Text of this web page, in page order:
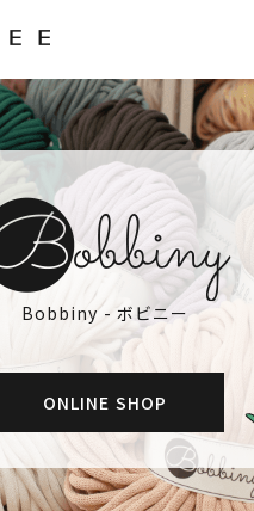
Bobbiny - ボビニー
ONLINE SHOP